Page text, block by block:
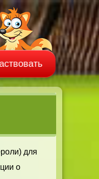
для
о